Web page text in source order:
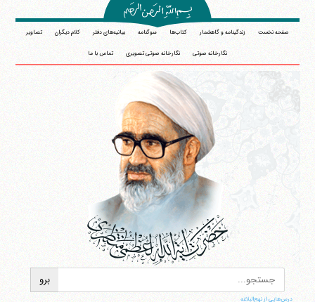
صفحه نخست زندگینامه و گاهشمار کتاب‌ها سوگنامه بیانیه‌های دفتر کلام دیگران تصاویر
نگارخانه صوتی نگارخانه صوتی تصویری تماس با ما
درس‌هایی از نهج‌البلاغه